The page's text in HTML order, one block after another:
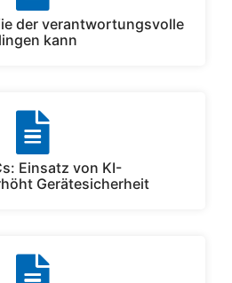
der verantwortungsvolle
kann
Einsatz von KI-
Gerätesicherheit